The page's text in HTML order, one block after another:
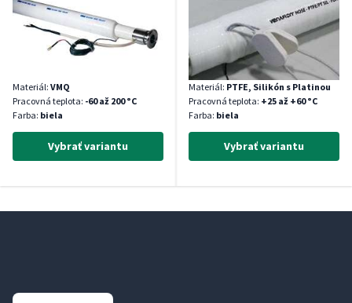
Materiál: VMQ
Pracovná teplota: -60 až 200 °C
Farba: biela
Vybrať variantu
Materiál: PTFE, Silikón s Platinou
Pracovná teplota: +25 až +60 °C
Farba: biela
Vybrať variantu